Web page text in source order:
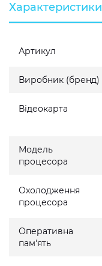
Характеристики
Артикул
Виробник (бренд)
Відеокарта
Модель
процесора
Охолодження
процесора
Оперативна
пам'ять